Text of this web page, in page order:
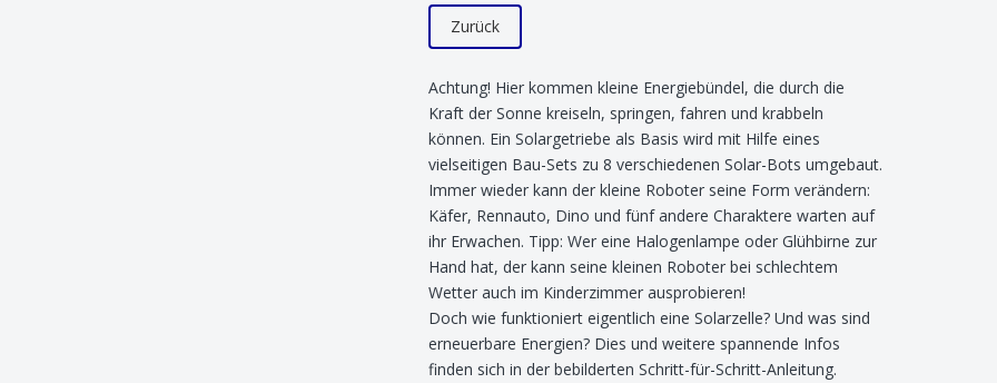
Zurück
Achtung! Hier kommen kleine Energiebündel, die durch die
Kraft der Sonne kreiseln, springen, fahren und krabbeln
können. Ein Solargetriebe als Basis wird mit Hilfe eines
vielseitigen Bau-Sets zu 8 verschiedenen Solar-Bots umgebaut.
Immer wieder kann der kleine Roboter seine Form verändern:
Käfer, Rennauto, Dino und fünf andere Charaktere warten auf
ihr Erwachen. Tipp: Wer eine Halogenlampe oder Glühbirne zur
Hand hat, der kann seine kleinen Roboter bei schlechtem
Wetter auch im Kinderzimmer ausprobieren!
Doch wie funktioniert eigentlich eine Solarzelle? Und was sind
erneuerbare Energien? Dies und weitere spannende Infos
finden sich in der bebilderten Schritt-für-Schritt-Anleitung.